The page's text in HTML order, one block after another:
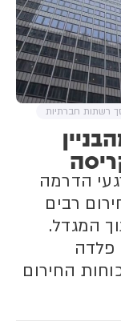
הדרמה
רבים
המגדל.
פלדה
החירום
רשתות חברתיות